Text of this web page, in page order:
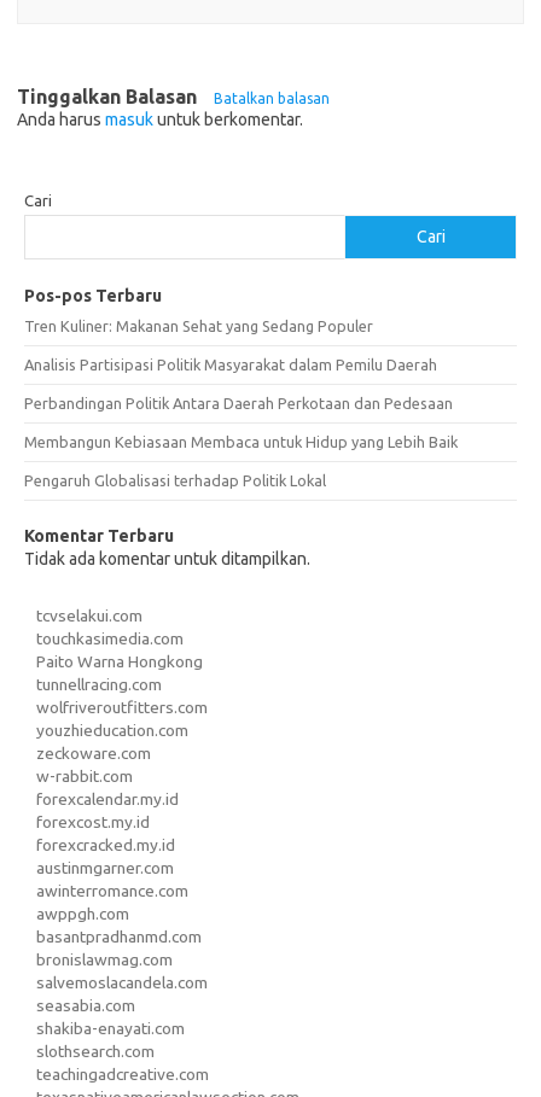
Tinggalkan Balasan Batalkan balasan
Anda harus masukuntuk berkomentar.
Cari
Cari
Pos-pos Terbaru
Tren Kuliner: Makanan Sehat yang Sedang Populer
Analisis Partisipasi Politik Masyarakat dalam Pemilu Daerah
Perbandingan Politik Antara Daerah Perkotaan dan Pedesaan
Membangun Kebiasaan Membaca untuk Hidup yang Lebih Baik
Pengaruh Globalisasi terhadap Politik Lokal
Komentar Terbaru
Tidak ada komentar untuk ditampilkan.
tcvselakui.com
touchkasimedia.com
Paito Warna Hongkong
tunnellracing.com
wolfriveroutfitters.com
youzhieducation.com
zeckoware.com
w-rabbit.com
forexcalendar.my.id
forexcost.my.id
forexcracked.my.id
austinmgarner.com
awinterromance.com
awppgh.com
basantpradhanmd.com
bronislawmag.com
salvemoslacandela.com
seasabia.com
shakiba-enayati.com
slothsearch.com
teachingadcreative.com